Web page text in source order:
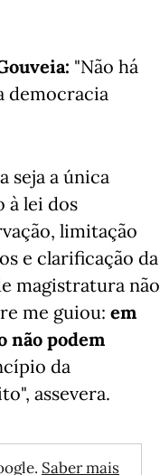
"Não há
democracia
seja a única
à lei dos
limitação
e clarificação da
magistratura não
me guiou: em
não podem
da
assevera.
Saber mais